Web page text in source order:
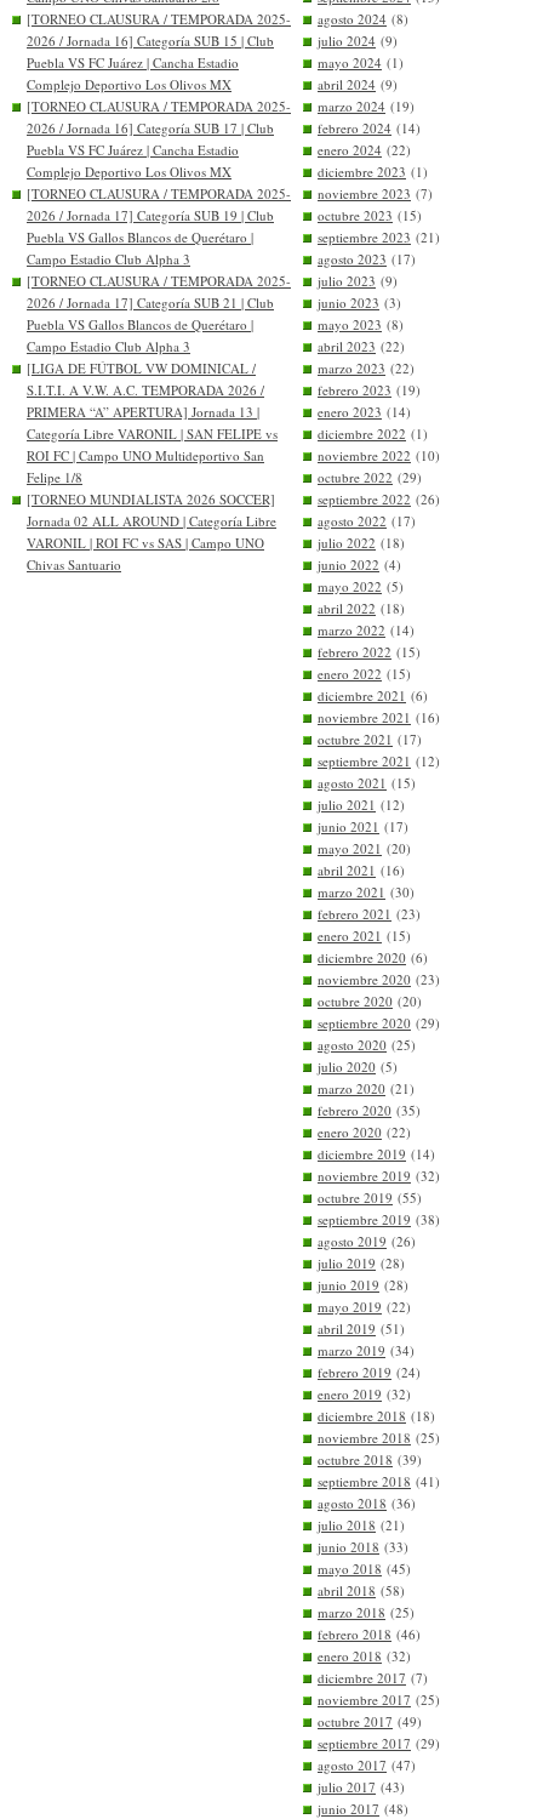
[TORNEO CLAUSURA / TEMPORADA 2025-
2026 / Jornada 16] Categoría SUB 15 | Club
Puebla VS FC Juárez | Cancha Estadio
Complejo Deportivo Los Olivos MX
[TORNEO CLAUSURA / TEMPORADA 2025-
2026 / Jornada 16] Categoría SUB 17 | Club
Puebla VS FC Juárez | Cancha Estadio
Complejo Deportivo Los Olivos MX
[TORNEO CLAUSURA / TEMPORADA 2025-
2026 / Jornada 17] Categoría SUB 19 | Club
Puebla VS Gallos Blancos de Querétaro |
Campo Estadio Club Alpha 3
[TORNEO CLAUSURA / TEMPORADA 2025-
2026 / Jornada 17] Categoría SUB 21 | Club
Puebla VS Gallos Blancos de Querétaro |
Campo Estadio Club Alpha 3
[LIGA DE FÚTBOL VW DOMINICAL /
S.I.T.I. A V.W. A.C. TEMPORADA 2026 /
PRIMERA “A” APERTURA] Jornada 13 |
Categoría Libre VARONIL | SAN FELIPE vs
ROI FC | Campo UNO Multideportivo San
Felipe 1/8
[TORNEO MUNDIALISTA 2026 SOCCER]
Jornada 02 ALL AROUND | Categoría Libre
VARONIL | ROI FC vs SAS | Campo UNO
Chivas Santuario
agosto 2024 (8)
julio 2024 (9)
mayo 2024 (1)
abril 2024 (9)
marzo 2024 (19)
febrero 2024 (14)
enero 2024 (22)
diciembre 2023 (1)
noviembre 2023 (7)
octubre 2023 (15)
septiembre 2023 (21)
agosto 2023 (17)
julio 2023 (9)
junio 2023 (3)
mayo 2023 (8)
abril 2023 (22)
marzo 2023 (22)
febrero 2023 (19)
enero 2023 (14)
diciembre 2022 (1)
noviembre 2022 (10)
octubre 2022 (29)
septiembre 2022 (26)
agosto 2022 (17)
julio 2022 (18)
junio 2022 (4)
mayo 2022 (5)
abril 2022 (18)
marzo 2022 (14)
febrero 2022 (15)
enero 2022 (15)
diciembre 2021 (6)
noviembre 2021 (16)
octubre 2021 (17)
septiembre 2021 (12)
agosto 2021 (15)
julio 2021 (12)
junio 2021 (17)
mayo 2021 (20)
abril 2021 (16)
marzo 2021 (30)
febrero 2021 (23)
enero 2021 (15)
diciembre 2020 (6)
noviembre 2020 (23)
octubre 2020 (20)
septiembre 2020 (29)
agosto 2020 (25)
julio 2020 (5)
marzo 2020 (21)
febrero 2020 (35)
enero 2020 (22)
diciembre 2019 (14)
noviembre 2019 (32)
octubre 2019 (55)
septiembre 2019 (38)
agosto 2019 (26)
julio 2019 (28)
junio 2019 (28)
mayo 2019 (22)
abril 2019 (51)
marzo 2019 (34)
febrero 2019 (24)
enero 2019 (32)
diciembre 2018 (18)
noviembre 2018 (25)
octubre 2018 (39)
septiembre 2018 (41)
agosto 2018 (36)
julio 2018 (21)
junio 2018 (33)
mayo 2018 (45)
abril 2018 (58)
marzo 2018 (25)
febrero 2018 (46)
enero 2018 (32)
diciembre 2017 (7)
noviembre 2017 (25)
octubre 2017 (49)
septiembre 2017 (29)
agosto 2017 (47)
julio 2017 (43)
junio 2017 (48)